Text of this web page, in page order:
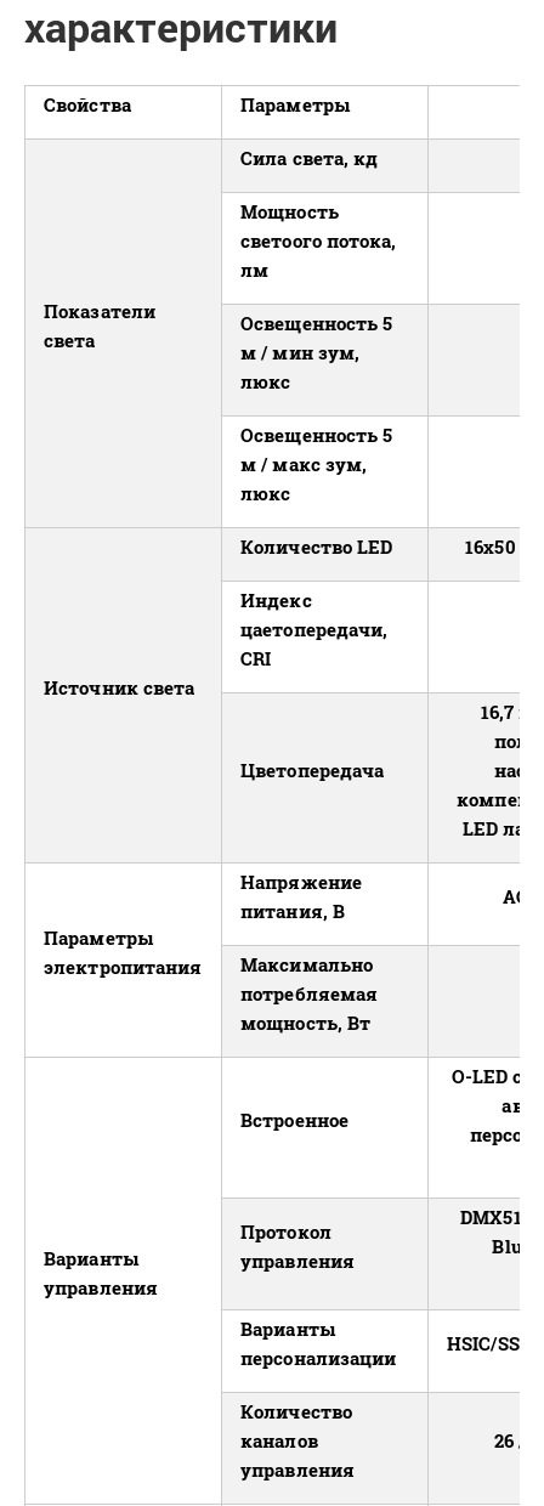
характеристики
Свойства Параметры
Показатели
света
Сила света, кд
Мощность
светоого потока,
лм
Освещенность 5
м / мин зум,
люкс
Освещенность 5
м / макс зум,
люкс
Источник света
Количество LED 16х50
Индекс
цаетопередачи,
CRI
Цветопередача
16,7
LED
Параметры
электропитания
Напряжение
питания, В
АС:
Максимально
потребляемая
мощность, Вт
Варианты
управления
Встроенное
O-LED
Протокол
управления
DMX512,
Варианты
персонализации
HSIC/
Количество
каналов
управления
26 /